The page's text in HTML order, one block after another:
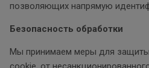
позволяющих напрямую
Безопасность обработки
Мы принимаем меры для